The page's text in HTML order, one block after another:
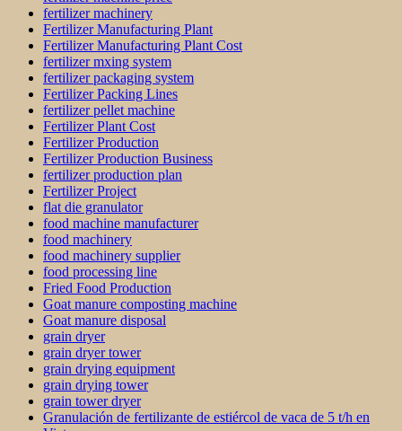
fertilizer machinery
Fertilizer Manufacturing Plant
Fertilizer Manufacturing Plant Cost
fertilizer mxing system
fertilizer packaging system
Fertilizer Packing Lines
fertilizer pellet machine
Fertilizer Plant Cost
Fertilizer Production
Fertilizer Production Business
fertilizer production plan
Fertilizer Project
flat die granulator
food machine manufacturer
food machinery
food machinery supplier
food processing line
Fried Food Production
Goat manure composting machine
Goat manure disposal
grain dryer
grain dryer tower
grain drying equipment
grain drying tower
grain tower dryer
Granulación de fertilizante de estiércol de vaca de 5 t/h en